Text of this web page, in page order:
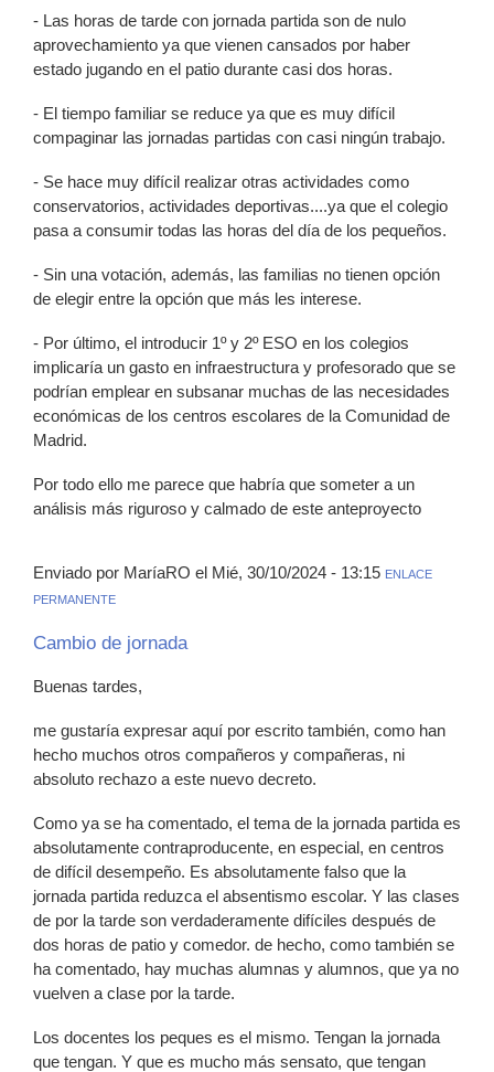
- Las horas de tarde con jornada partida son de nulo
aprovechamiento ya que vienen cansados por haber
estado jugando en el patio durante casi dos horas.
- El tiempo familiar se reduce ya que es muy difícil
compaginar las jornadas partidas con casi ningún trabajo.
- Se hace muy difícil realizar otras actividades como
conservatorios, actividades deportivas....ya que el colegio
pasa a consumir todas las horas del día de los pequeños.
- Sin una votación, además, las familias no tienen opción
de elegir entre la opción que más les interese.
- Por último, el introducir 1º y 2º ESO en los colegios
implicaría un gasto en infraestructura y profesorado que se
podrían emplear en subsanar muchas de las necesidades
económicas de los centros escolares de la Comunidad de
Madrid.
Por todo ello me parece que habría que someter a un
análisis más riguroso y calmado de este anteproyecto
Enviado por MaríaRO el Mié, 30/10/2024 - 13:15 ENLACE
PERMANENTE
Cambio de jornada
Buenas tardes,
me gustaría expresar aquí por escrito también, como han
hecho muchos otros compañeros y compañeras, ni
absoluto rechazo a este nuevo decreto.
Como ya se ha comentado, el tema de la jornada partida es
absolutamente contraproducente, en especial, en centros
de difícil desempeño. Es absolutamente falso que la
jornada partida reduzca el absentismo escolar. Y las clases
de por la tarde son verdaderamente difíciles después de
dos horas de patio y comedor. de hecho, como también se
ha comentado, hay muchas alumnas y alumnos, que ya no
vuelven a clase por la tarde.
Los docentes los peques es el mismo. Tengan la jornada
que tengan. Y que es mucho más sensato, que tengan